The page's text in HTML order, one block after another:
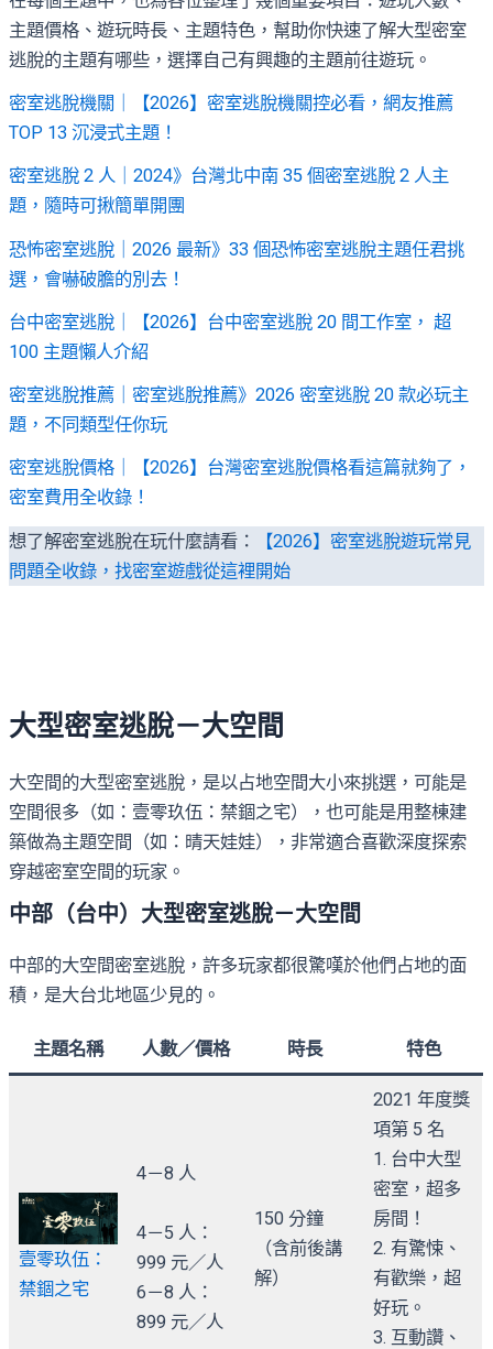
主題價格、遊玩時長、主題特色，幫助你快速了解大型密室
逃脫的主題有哪些，選擇自己有興趣的主題前往遊玩。
密室逃脫機關｜【2026】密室逃脫機關控必看，網友推薦
TOP 13 沉浸式主題！
密室逃脫 2 人｜2024》台灣北中南 35 個密室逃脫 2 人主
題，隨時可揪簡單開團
恐怖密室逃脫｜2026 最新》33 個恐怖密室逃脫主題任君挑
選，會嚇破膽的別去！
台中密室逃脫｜【2026】台中密室逃脫 20 間工作室， 超
100 主題懶人介紹
密室逃脫推薦｜密室逃脫推薦》2026 密室逃脫 20 款必玩主
題，不同類型任你玩
密室逃脫價格｜【2026】台灣密室逃脫價格看這篇就夠了，
密室費用全收錄！
想了解密室逃脫在玩什麼請看：
【2026】密室逃脫遊玩常見
問題全收錄，找密室遊戲從這裡開始
大型密室逃脫－大空間
大空間的大型密室逃脫，是以占地空間大小來挑選，可能是
空間很多（如：壹零玖伍：禁錮之宅），也可能是用整棟建
築做為主題空間（如：晴天娃娃），非常適合喜歡深度探索
穿越密室空間的玩家。
中部（台中）大型密室逃脫－大空間
中部的大空間密室逃脫，許多玩家都很驚嘆於他們占地的面
積，是大台北地區少見的。
主題名稱 人數／價格 時長 特色
壹零玖伍：
禁錮之宅
4－8 人
4－5 人：
999 元／人
6－8 人：
899 元／人
150 分鐘
（含前後講
解）
2021 年度獎
項第 5 名
1. 台中大型
密室，超多
房間！
2. 有驚悚、
有歡樂，超
好玩。
3. 互動讚、